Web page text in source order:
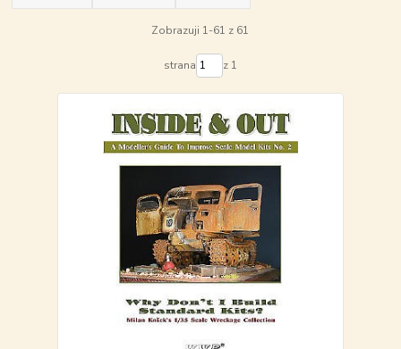
Zobrazuji 1-61 z 61
strana z 1